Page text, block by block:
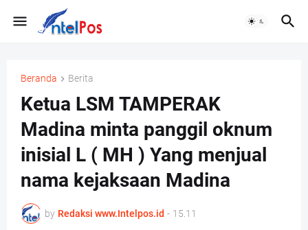
Beranda Berita
Ketua LSM TAMPERAK
Madina minta panggil oknum
inisial L ( MH ) Yang menjual
nama kejaksaan Madina
by Redaksi www.Intelpos.id - 15.11